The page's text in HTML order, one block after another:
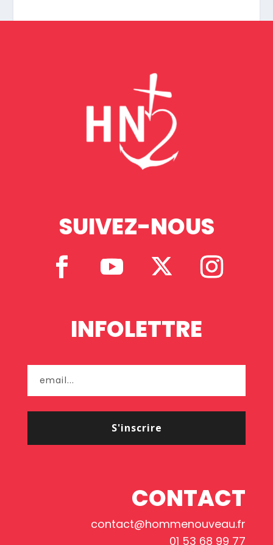
SUIVEZ-NOUS
INFOLETTRE
S'inscrire
CONTACT
contact@hommenouveau.fr
01 53 68 99 77